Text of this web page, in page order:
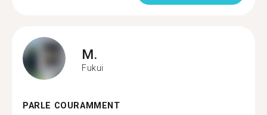
M.
Fukui
PARLE COURAMMENT